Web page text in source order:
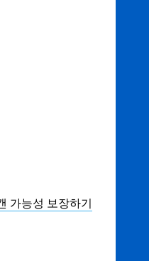
가능성 보장하기